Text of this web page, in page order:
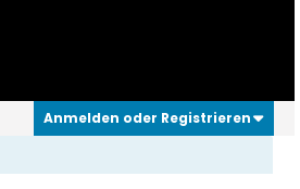
Anmelden oder Registrieren